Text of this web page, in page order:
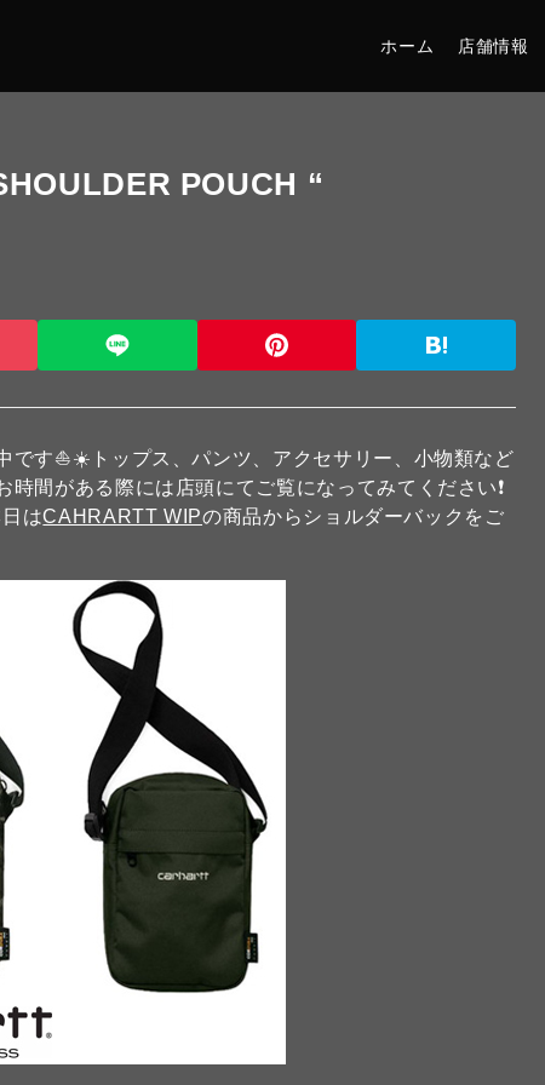
ホーム 店舗情報
POUCH “
です⛵️☀️トップス、パンツ、アクセサリー、小物類など
間がある際には店頭にてご覧になってみてください❗️
はCAHRARTT WIPの商品からショルダーバックをご